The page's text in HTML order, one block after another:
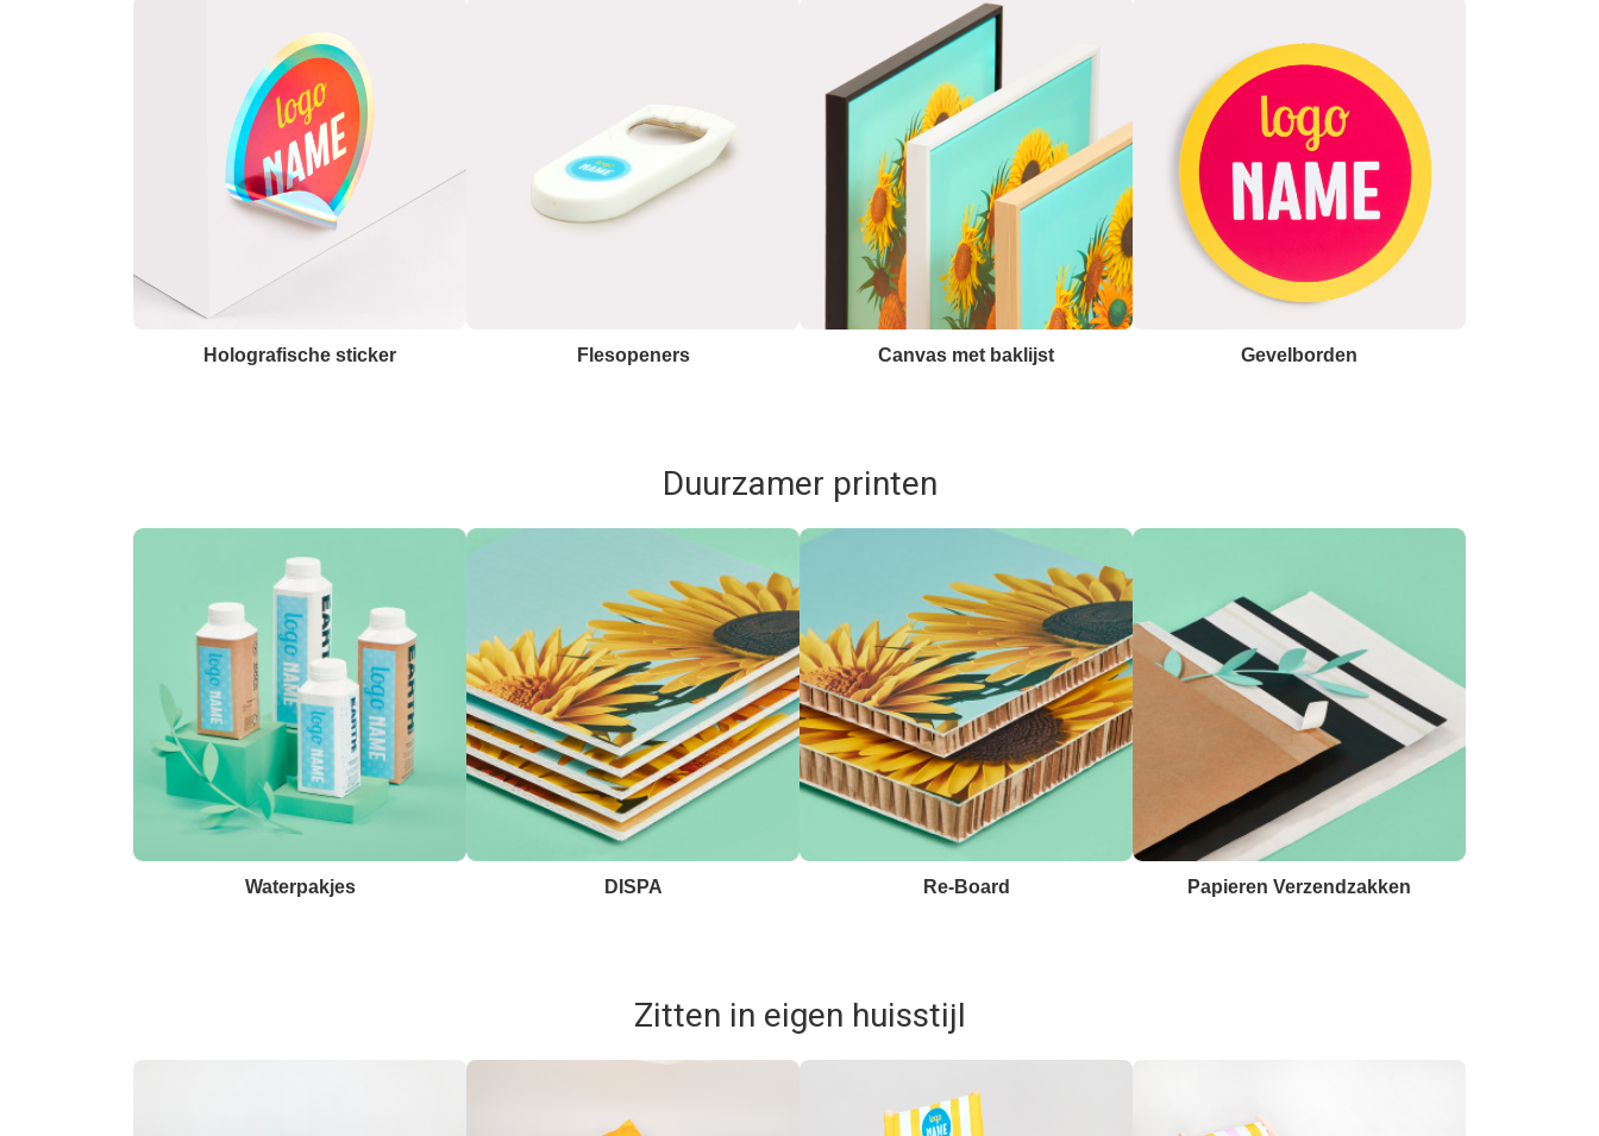
Holografische sticker Flesopeners Canvas met baklijst Gevelborden
Duurzamer printen
Waterpakjes DISPA Re-Board Papieren Verzendzakken
Zitten in eigen huisstijl